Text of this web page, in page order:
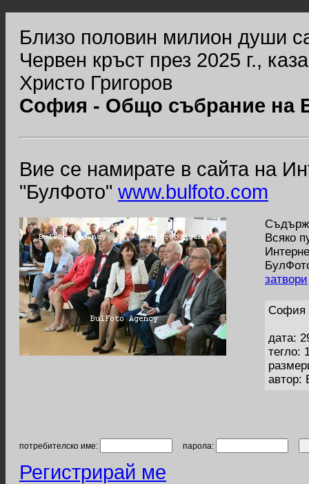
Близо половин милион души
Червен кръст през 2025 г.,
Христо Григоров
София - Общо събрание на
Вие се намирате в сайта на
"БулФото" www.bulfoto.com
Всяко
затвори
София
дата:
тегло:
автор:
потребителско име: парола:
Регистрирай ме